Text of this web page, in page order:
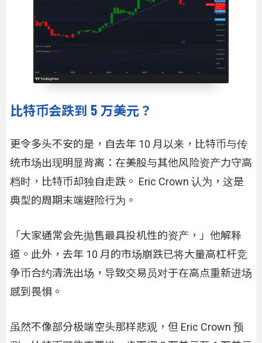
比特币会跌到 5 万美元？
更令多头不安的是，自去年 10 月以来，比特币与传
统市场出现明显背离：在美股与其他风险资产力守高
档时，比特币却独自走跌。 Eric Crown 认为，这是
典型的周期末端避险行为。
「大家通常会先抛售最具投机性的资产，」他解释
道。此外，去年 10 月的市场崩跌已将大量高杠杆竞
争币合约清洗出场，导致交易员对于在高点重新进场
感到畏惧。
虽然不像部分极端空头那样悲观，但 Eric Crown 预